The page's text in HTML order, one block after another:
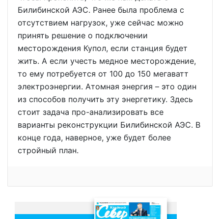
Билибинской АЭС. Ранее была проблема с
отсутствием нагрузок, уже сейчас можно
принять решение о подключении
месторождения Купол, если станция будет
жить. А если учесть медное месторождение,
то ему потребуется от 100 до 150 мегаватт
электроэнергии. Атомная энергия – это один
из способов получить эту энергетику. Здесь
стоит задача про-анализировать все
варианты реконструкции Билибинской АЭС. В
конце года, наверное, уже будет более
стройный план.